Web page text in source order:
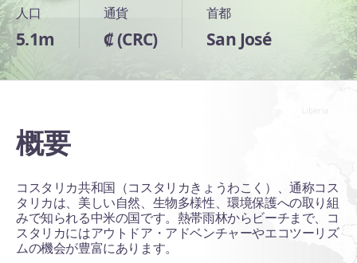
人口
5.1m
通貨
₡ (CRC)
首都
San José
概要
コスタリカ共和国（コスタリカきょうわこく）、通称コス
タリカは、美しい自然、生物多様性、環境保護への取り組
みで知られる中米の国です。熱帯雨林からビーチまで、コ
スタリカにはアウトドア・アドベンチャーやエコツーリズ
ムの機会が豊富にあります。